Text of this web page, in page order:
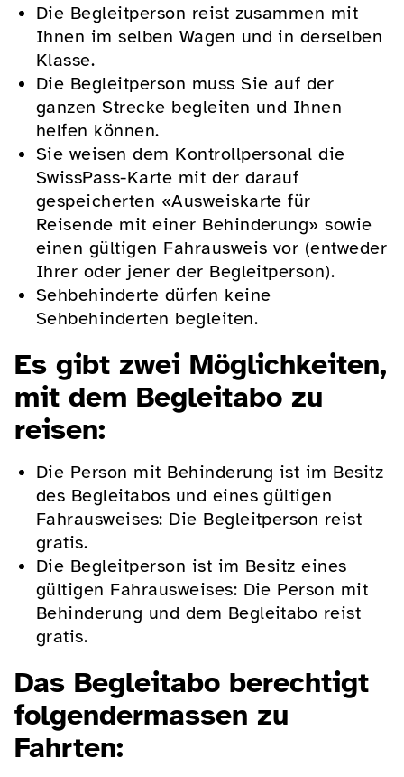
Die Begleitperson reist zusammen mit
Ihnen im selben Wagen und in derselben
Klasse.
Die Begleitperson muss Sie auf der
ganzen Strecke begleiten und Ihnen
helfen können.
Sie weisen dem Kontrollpersonal die
SwissPass-Karte mit der darauf
gespeicherten «Ausweiskarte für
Reisende mit einer Behinderung» sowie
einen gültigen Fahrausweis vor (entweder
Ihrer oder jener der Begleitperson).
Sehbehinderte dürfen keine
Sehbehinderten begleiten.
Es gibt zwei Möglichkeiten,
mit dem Begleitabo zu
reisen:
Die Person mit Behinderung ist im Besitz
des Begleitabos und eines gültigen
Fahrausweises: Die Begleitperson reist
gratis.
Die Begleitperson ist im Besitz eines
gültigen Fahrausweises: Die Person mit
Behinderung und dem Begleitabo reist
gratis.
Das Begleitabo berechtigt
folgendermassen zu
Fahrten: